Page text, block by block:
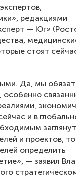
редакциями
— Юг»
стоят
Да, мы
и в
и проектов,
определить
— заявил